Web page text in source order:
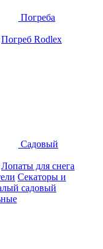
Погреба
Погреб Rodlex
Садовый
Лопаты для снега
Секаторы и
садовый